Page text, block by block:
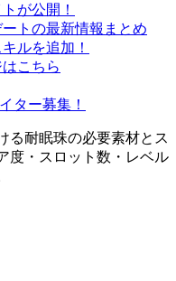
が公開！
トの最新情報まとめ
ルを追加！
こちら
ター募集！
る耐眠珠の必要素材とス
度・スロット数・レベル